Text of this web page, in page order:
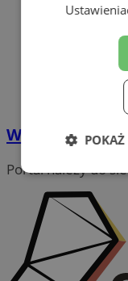
Waloryzacja -
Portal należy do
POKAŻ